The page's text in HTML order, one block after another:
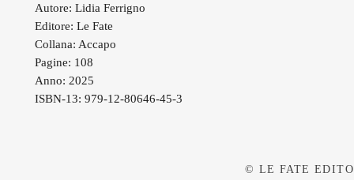
Autore: Lidia Ferrigno
Editore: Le Fate
Collana: Accapo
Pagine: 108
Anno: 2025
ISBN-13: 979-12-80646-45-3
© LE FATE